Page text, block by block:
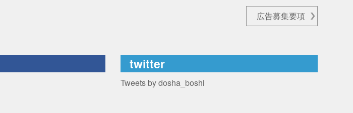
広告募集要項
twitter
Tweets by dosha_boshi